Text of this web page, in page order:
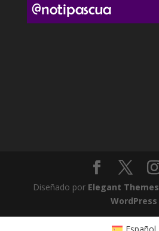
Diseñado por Elegant Themes
WordPress